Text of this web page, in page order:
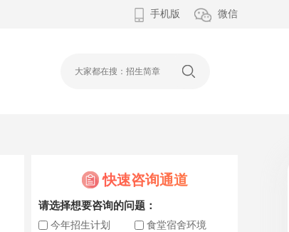
手机版 微信
快速咨询通道
请选择想要咨询的问题：
今年招生计划
食堂宿舍环境